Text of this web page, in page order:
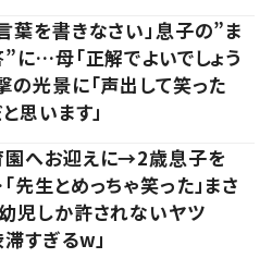
葉を書きなさい」息子の”ま
に…母「正解でよいでしょう
の光景に「声出して笑った
思います」
園へお迎えに→2歳息子を
生とめっちゃ笑った」まさ
児しか許されないヤツ
すぎるw」